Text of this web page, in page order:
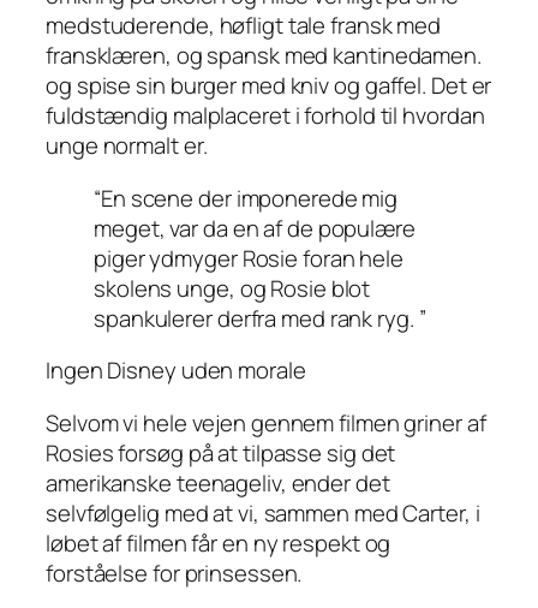
medstuderende, høfligt tale fransk med
fransklæren, og spansk med kantinedamen.
og spise sin burger med kniv og gaffel. Det er
fuldstændig malplaceret i forhold til hvordan
unge normalt er.
“En scene der imponerede mig
meget, var da en af de populære
piger ydmyger Rosie foran hele
skolens unge, og Rosie blot
spankulerer derfra med rank ryg. ”
Ingen Disney uden morale
Selvom vi hele vejen gennem filmen griner af
Rosies forsøg på at tilpasse sig det
amerikanske teenageliv, ender det
selvfølgelig med at vi, sammen med Carter, i
løbet af filmen får en ny respekt og
forståelse for prinsessen.